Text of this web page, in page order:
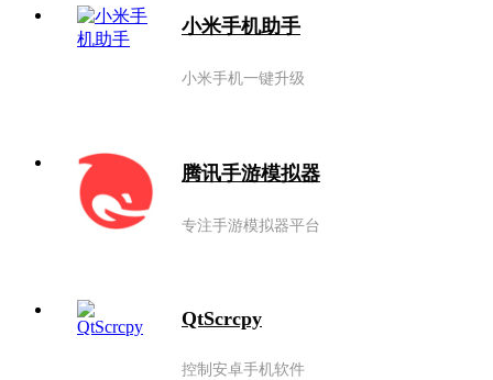
小米手机助手
小米手机一键升级
腾讯手游模拟器
专注手游模拟器平台
QtScrcpy
控制安卓手机软件